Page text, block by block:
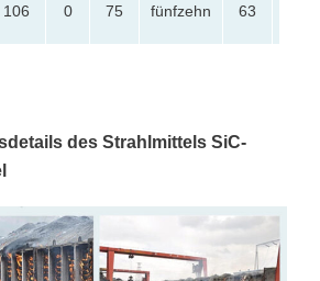
106 0 75 fünfzehn 63
des Strahlmittels SiC-